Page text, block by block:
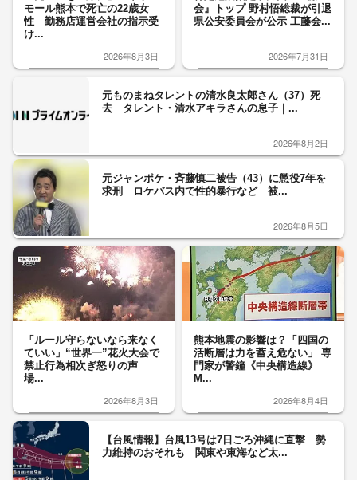
モール熊本で死亡の22歳女
性 勤務店運営会社の指示受
け...
2026年8月3日
会』トップ 野村悟総裁が引退
県公安委員会が公示 工藤会...
2026年7月31日
元ものまねタレントの清水良太郎さん（37）死
去 タレント・清水アキラさんの息子｜...
2026年8月2日
元ジャンポケ・斉藤慎二被告（43）に懲役7年を
求刑 ロケバス内で性的暴行など 被...
2026年8月5日
「ルール守らないなら来なく
ていい」“世界一”花火大会で
禁止行為相次ぎ怒りの声
場...
2026年8月3日
熊本地震の影響は？「四国の
活断層は力を蓄え危ない」 専
門家が警鐘《中央構造線》
M...
2026年8月4日
【台風情報】台風13号は7日ごろ沖縄に直撃 勢
力維持のおそれも 関東や東海など太...